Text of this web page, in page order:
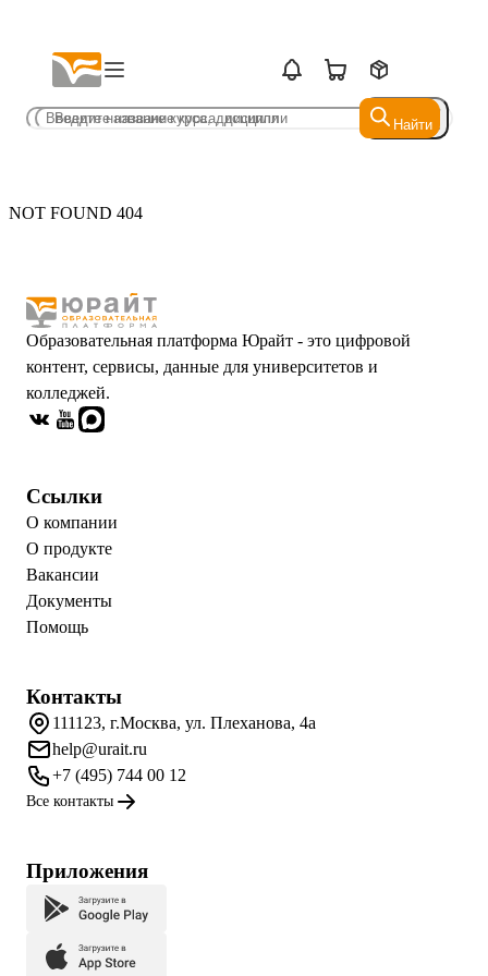
Найти
Найти
NOT FOUND 404
Образовательная платформа Юрайт - это цифровой
контент, сервисы, данные для университетов и
колледжей.
Ссылки
О компании
О продукте
Вакансии
Документы
Помощь
Контакты
111123, г.Москва, ул. Плеханова, 4а
help@urait.ru
+7 (495) 744 00 12
Все контакты
Приложения